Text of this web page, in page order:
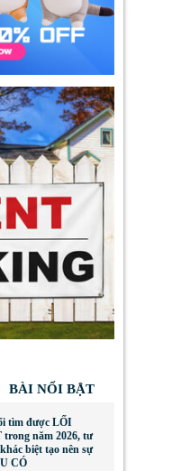
BÀI NỔI BẬT
tìm được LỐI
trong năm 2026, tư
biệt tạo nên sự
CÓ